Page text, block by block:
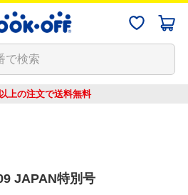
上の注文で送料無料
JAPAN特別号